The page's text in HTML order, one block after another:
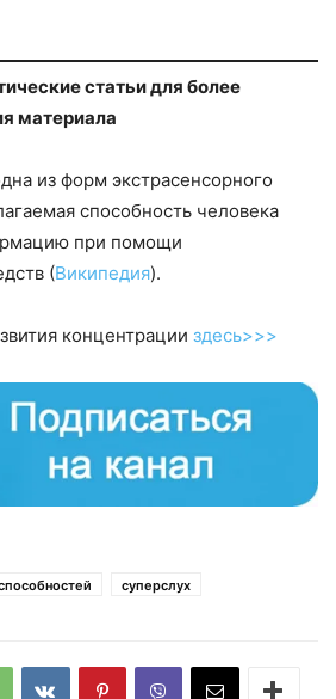
статьи для более
материала
из форм экстрасенсорного
способность человека
при помощи
(Википедия).
концентрации здесь>>>
суперслух